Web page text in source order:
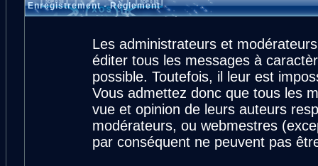
Enregistrement - Règlement
Les administrateurs et
éditer tous les messages à
possible. Toutefois, il leur est
Vous admettez donc que tous les
vue et opinion de leurs auteurs
modérateurs, ou webmestres
par conséquent ne peuvent pas